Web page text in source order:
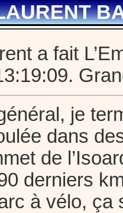
a fait
je
dans
de
derniers
à vélo, ça